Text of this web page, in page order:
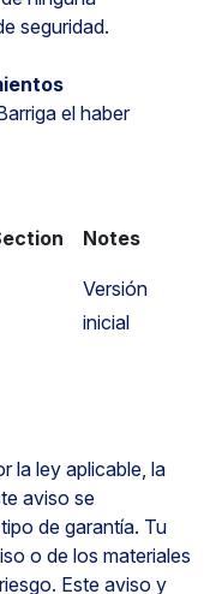
seguridad.
el haber
Notes
Versión
inicial
la ley aplicable, la
aviso se
de garantía. Tu
o de los materiales
Este aviso y